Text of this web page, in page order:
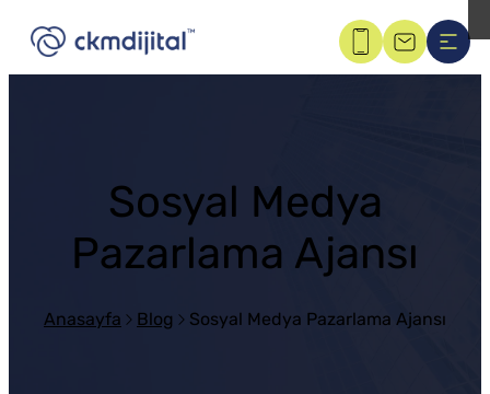
Sosyal Medya
Pazarlama Ajansı
Anasayfa Blog Sosyal Medya Pazarlama Ajansı